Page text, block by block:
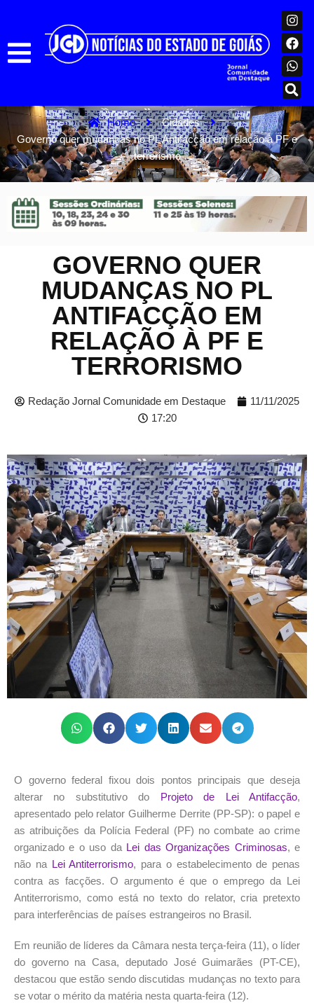
Home
Cidades
Governo quer mudanças no PL Antifacção em relação à PF e
terrorismo
GOVERNO QUER
MUDANÇAS NO PL
ANTIFACÇÃO EM
RELAÇÃO À PF E
TERRORISMO
Redação Jornal Comunidade em Destaque
11/11/2025
17:20
O governo federal fixou dois pontos principais que deseja
alterar no substitutivo do
Projeto de Lei Antifacção,
apresentado pelo relator Guilherme Derrite (PP-SP): o papel e
as atribuições da Polícia Federal (PF) no combate ao crime
organizado e o uso da Lei das Organizações Criminosas, e
não na Lei Antiterrorismo, para o estabelecimento de penas
contra as facções. O argumento é que o emprego da Lei
Antiterrorismo, como está no texto do relator, cria pretexto
para interferências de países estrangeiros no Brasil.
Em reunião de líderes da Câmara nesta terça-feira (11), o líder
do governo na Casa, deputado José Guimarães (PT-CE),
destacou que estão sendo discutidas mudanças no texto para
se votar o mérito da matéria nesta quarta-feira (12).